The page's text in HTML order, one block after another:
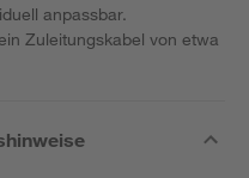
anpassbar.
Zuleitungskabel von etwa